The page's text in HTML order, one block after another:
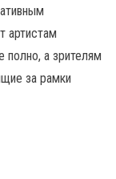
артистам
полно, а зрителям
за рамки